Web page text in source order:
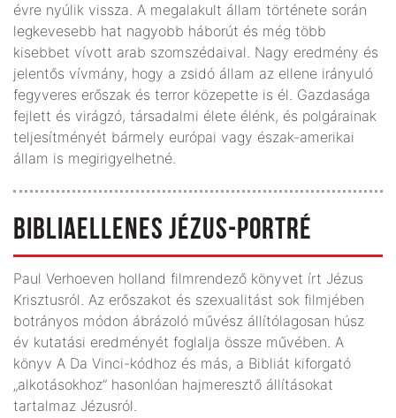
évre nyúlik vissza. A megalakult állam története során
legkevesebb hat nagyobb háborút és még több
kisebbet vívott arab szomszédaival. Nagy eredmény és
jelentős vívmány, hogy a zsidó állam az ellene irányuló
fegyveres erőszak és terror közepette is él. Gazdasága
fejlett és virágzó, társadalmi élete élénk, és polgárainak
teljesítményét bármely európai vagy észak-amerikai
állam is megirigyelhetné.
BIBLIAELLENES JÉZUS-PORTRÉ
Paul Verhoeven holland filmrendező könyvet írt Jézus
Krisztusról. Az erőszakot és szexualitást sok filmjében
botrányos módon ábrázoló művész állítólagosan húsz
év kutatási eredményét foglalja össze művében. A
könyv A Da Vinci-kódhoz és más, a Bibliát kiforgató
„alkotások­hoz” hasonlóan hajmeresztő állításokat
tartalmaz Jézusról.